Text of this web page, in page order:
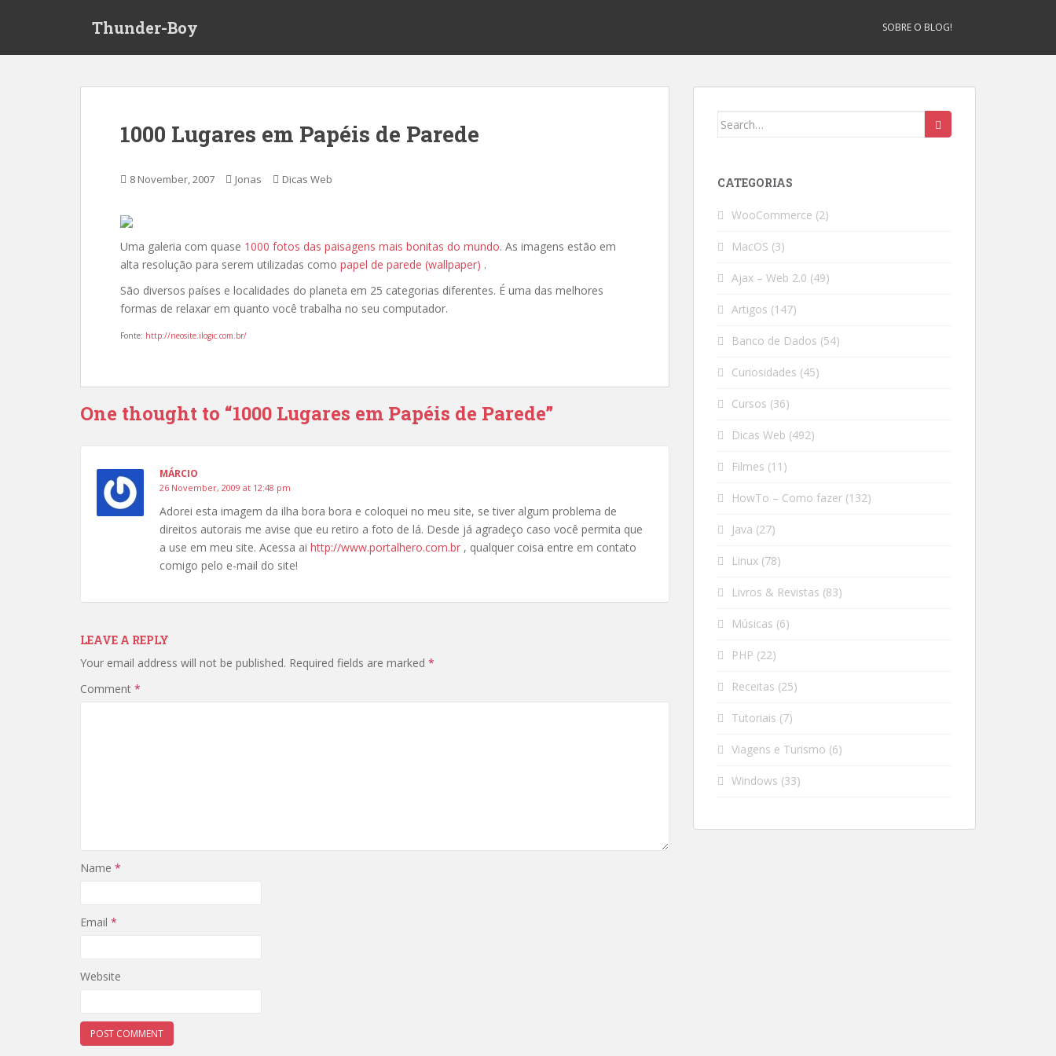
Thunder-Boy SOBRE O BLOG!
1000 Lugares em Papéis de Parede
8 November, 2007 Jonas Dicas Web
Uma galeria com quase 1000 fotos das paisagens mais bonitas do mundo. As imagens estão em
alta resolução para serem utilizadas como papel de parede (wallpaper) .
São diversos países e localidades do planeta em 25 categorias diferentes. É uma das melhores
formas de relaxar em quanto você trabalha no seu computador.
Fonte: http://neosite.ilogic.com.br/
One thought to “1000 Lugares em Papéis de Parede”
MÁRCIO
26 November, 2009 at 12:48 pm
Adorei esta imagem da ilha bora bora e coloquei no meu site, se tiver algum problema de
direitos autorais me avise que eu retiro a foto de lá. Desde já agradeço caso você permita que
a use em meu site. Acessa ai http://www.portalhero.com.br , qualquer coisa entre em contato
comigo pelo e-mail do site!
LEAVE A REPLY
Your email address will not be published. Required fields are marked *
Comment *
Name *
Email *
Website
Search
CATEGORIAS
WooCommerce (2)
MacOS (3)
Ajax – Web 2.0 (49)
Artigos (147)
Banco de Dados (54)
Curiosidades (45)
Cursos (36)
Dicas Web (492)
Filmes (11)
HowTo – Como fazer (132)
Java (27)
Linux (78)
Livros & Revistas (83)
Músicas (6)
PHP (22)
Receitas (25)
Tutoriais (7)
Viagens e Turismo (6)
Windows (33)